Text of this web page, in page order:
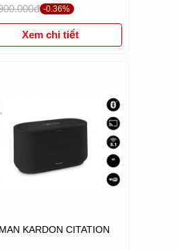
-0.36%
Xem chi tiết
KARDON CITATION